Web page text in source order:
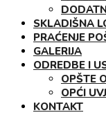
SKLADIŠNA
PRAĆENJE
GALERIJA
ODREDBE I
OPŠTE
OPĆI
KONTAKT